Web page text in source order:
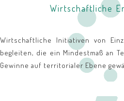
Wirtschaftliche
Wirtschaftliche Initiativen von
begleiten, die ein Mindestmaß an
Gewinne auf territorialer Ebene